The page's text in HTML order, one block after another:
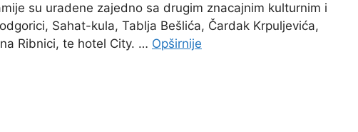
su uradene zajedno sa drugim znacajnim kulturnim i
Sahat-kula, Tablja Bešlića, Čardak Krpuljevića,
Ribnici, te hotel City. … Opširnije